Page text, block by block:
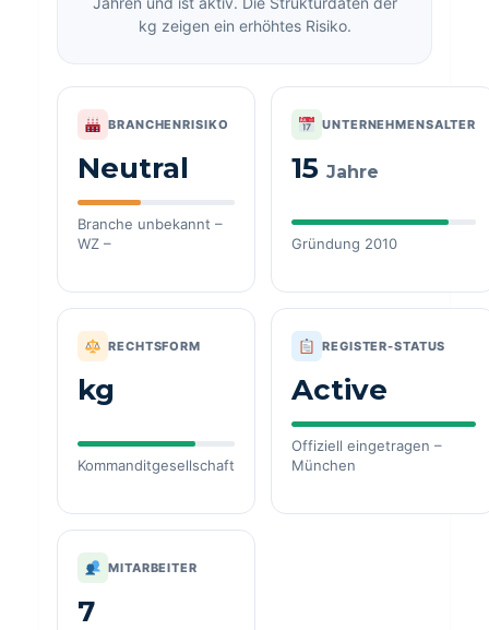
kg zeigen ein erhöhtes Risiko.
BRANCHENRISIKO
Neutral
Branche unbekannt –
WZ –
UNTERNEHMENSALTER
15Jahre
Gründung 2010
RECHTSFORM
kg
Kommanditgesellschaft
REGISTER-STATUS
Active
Offiziell eingetragen –
München
MITARBEITER
7